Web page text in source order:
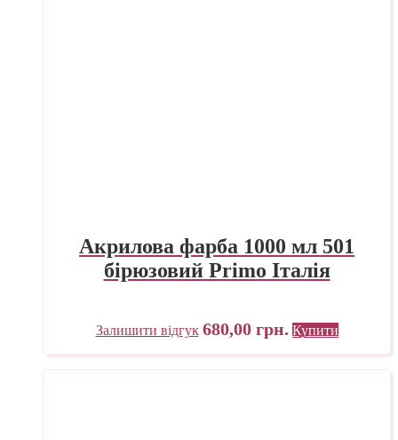
Акрилова фарба 1000 мл 501
бірюзовий Primo Італія
Залишити відгук 680,00 грн. Купити